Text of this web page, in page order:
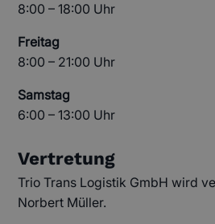
8:00 – 18:00 Uhr
Freitag
8:00 – 21:00 Uhr
Samstag
6:00 – 13:00 Uhr
Vertretung
Trio Trans Logistik GmbH wird
Norbert Müller.